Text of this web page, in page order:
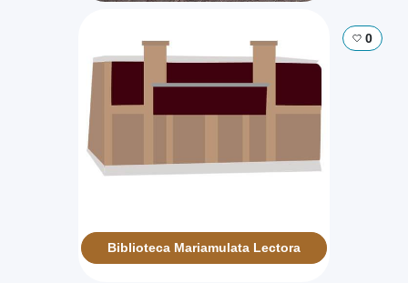
0
Biblioteca Mariamulata Lectora